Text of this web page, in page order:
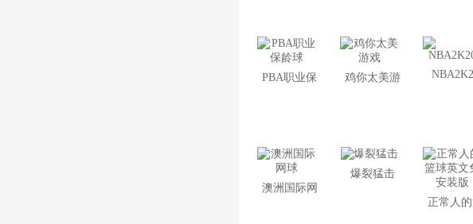
PBA职业保 鸡你太美游
澳洲国际网
爆裂猛击
正常人